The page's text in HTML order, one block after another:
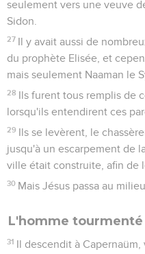
seulement vers une veuve
Sidon.
27 Il y avait aussi de
du prophète Elisée, et
mais seulement Naaman le
28 Ils furent tous remplis de
lorsqu'ils entendirent ces
29 Ils se levèrent, le
jusqu'à un escarpement de
ville était construite, afin de
30 Mais Jésus passa au
L'homme
31 Il descendit à